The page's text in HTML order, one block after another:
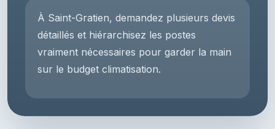
À Saint-Gratien, demandez plusieurs devis
détaillés et hiérarchisez les postes
vraiment nécessaires pour garder la main
sur le budget climatisation.